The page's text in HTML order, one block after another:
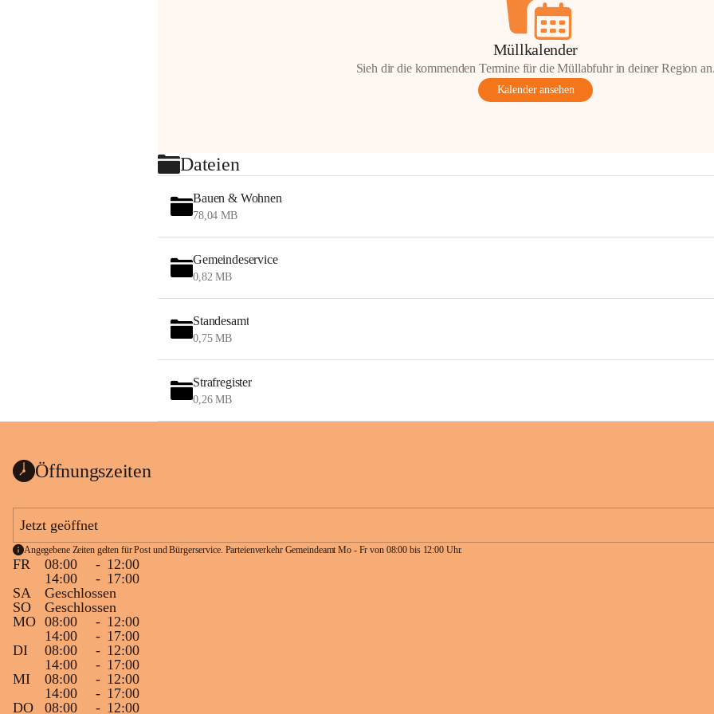
Müllkalender
Sieh dir die kommenden Termine für die Müllabfuhr in deiner Region
Kalender ansehen
Dateien
Bauen & Wohnen
78,04 MB
Gemeindeservice
0,82 MB
Standesamt
0,75 MB
Strafregister
0,26 MB
Öffnungszeiten
Jetzt geöffnet
Angegebene Zeiten gelten für Post und Bürgerservice. Parteienverkehr Gemeindeamt Mo - Fr von 08:00 bis 12:00 Uhr.
FR 08:00 - 12:00
14:00
- 17:00
SA
Geschlossen
SO
Geschlossen
MO 08:00 - 12:00
14:00
- 17:00
DI
08:00 - 12:00
14:00
- 17:00
MI
08:00 - 12:00
14:00
- 17:00
DO
08:00 - 12:00